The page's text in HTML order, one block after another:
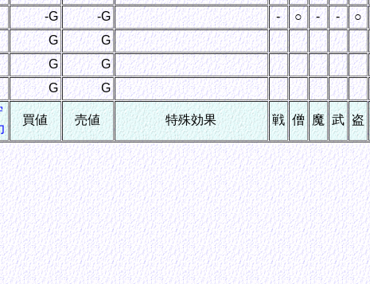
-G -G - ○ - - ○
G
G
G
G
G G
買値 売値 特殊効果 戦 僧 魔 武 盗